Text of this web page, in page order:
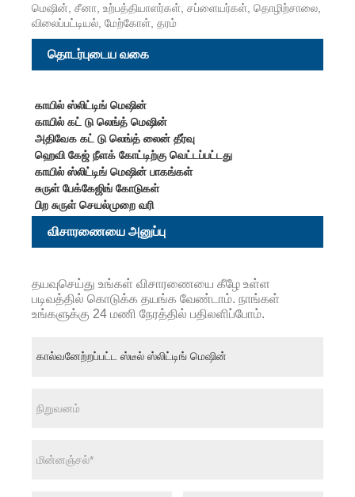
மெஷின், சீனா, உற்பத்தியாளர்கள், சப்ளையர்கள், தொழிற்சாலை,
விலைப்பட்டியல், மேற்கோள், தரம்
தொடர்புடைய வகை
காயில் ஸ்லிட்டிங் மெஷின்
காயில் கட் டு லெங்த் மெஷின்
அதிவேக கட் டு லெங்த் லைன் தீர்வு
ஹெவி கேஜ் நீளக் கோட்டிற்கு வெட்டப்பட்டது
காயில் ஸ்லிட்டிங் மெஷின் பாகங்கள்
சுருள் பேக்கேஜிங் கோடுகள்
பிற சுருள் செயல்முறை வரி
விசாரணையை அனுப்பு
தயவுசெய்து உங்கள் விசாரணையை கீழே உள்ள
படிவத்தில் கொடுக்க தயங்க வேண்டாம். நாங்கள்
உங்களுக்கு 24 மணி நேரத்தில் பதிலளிப்போம்.